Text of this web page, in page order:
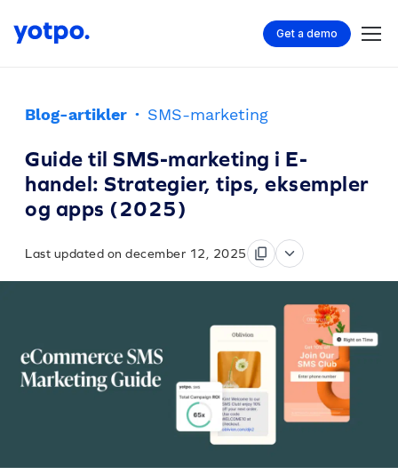
Get a demo
Blog-artikler · SMS-marketing
Guide til SMS-marketing i E-
handel: Strategier, tips, eksempler
og apps (2025)
Last updated on december 12, 2025